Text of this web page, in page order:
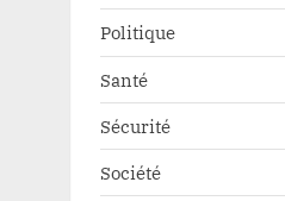
Politique
Santé
Sécurité
Société